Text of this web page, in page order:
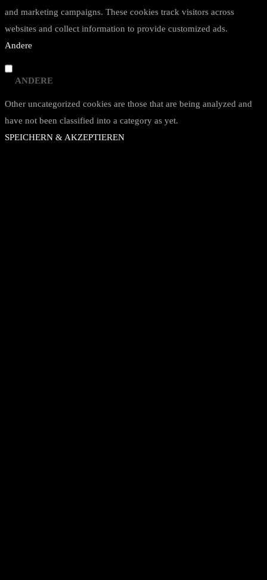
and marketing campaigns. These cookies track visitors across
websites and collect information to provide customized ads.
Andere
ANDERE
Other uncategorized cookies are those that are being analyzed and
have not been classified into a category as yet.
SPEICHERN & AKZEPTIEREN